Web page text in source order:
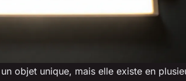
objet unique, mais elle existe en